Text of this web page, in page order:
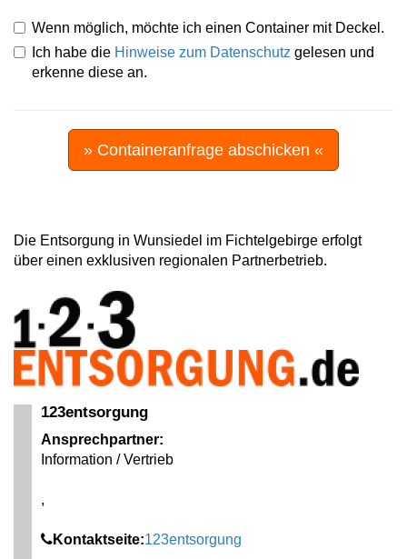
Wenn möglich, möchte ich einen Container mit Deckel.
Ich habe die Hinweise zum Datenschutz gelesen und
erkenne diese an.
» Containeranfrage abschicken «
Die Entsorgung in Wunsiedel im Fichtelgebirge erfolgt
über einen exklusiven regionalen Partnerbetrieb.
123entsorgung
Ansprechpartner:
Information / Vertrieb
,
Kontaktseite:123entsorgung